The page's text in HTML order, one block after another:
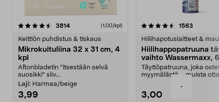
-
3814arvostelut (1,00/kpl)
Keittiön puhdistus & tiskaus
Mikrokuituliina 32 x 31 cm, 4
kpl
Aftonbladetin "itsestään selvä
suosikki" siiv...
Laji: Harmaa/beige
3,99
4.5viidestä
1563
Hiilihapotuslaitteet &
Hiilihappopatruuna
vaihto Wassermaxx,
Täyttöpatruuna, joka
myymälästä – muista
3,00
4.5viidestä